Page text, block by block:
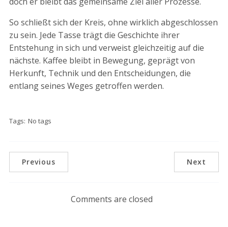
So schließt sich der Kreis, ohne wirklich abgeschlossen
zu sein. Jede Tasse trägt die Geschichte ihrer
Entstehung in sich und verweist gleichzeitig auf die
nächste. Kaffee bleibt in Bewegung, geprägt von
Herkunft, Technik und den Entscheidungen, die
entlang seines Weges getroffen werden.
Tags: No tags
Previous Next
Comments are closed